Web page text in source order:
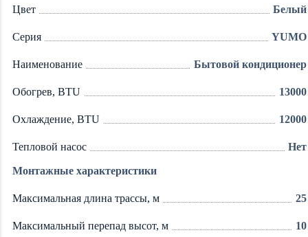
Цвет Белый
Серия YUMO
Наименование Бытовой кондиционер
Обогрев, BTU 13000
Охлаждение, BTU 12000
Тепловой насос Нет
Монтажные характеристики
Максимальная длина трассы, м 25
Максимальный перепад высот, м 10